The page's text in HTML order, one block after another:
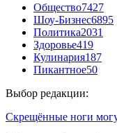
Общество7427
Шоу-Бизнес6895
Политика2031
Здоровье419
Кулинария187
Пикантное50
Выбор редакции:
Скрещённые ноги